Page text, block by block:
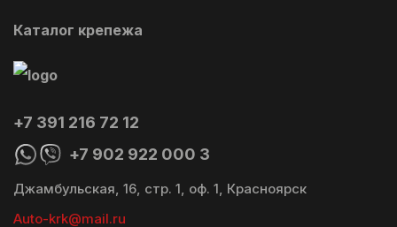
+7 391 216 72 12
+7 902 922 000 3
Джамбульская, 16, стр. 1, оф. 1, Красноярск
Auto-krk@mail.ru
Каталог крепежа